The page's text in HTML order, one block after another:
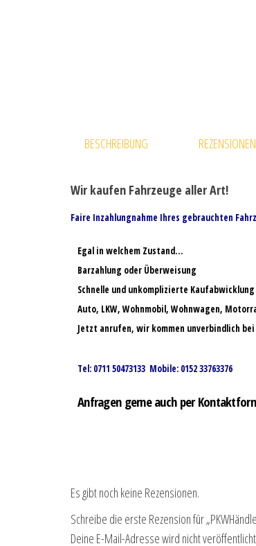
BESCHREIBUNG
Wir kaufen Fahrzeuge aller Art!
Faire Inzahlungnahme Ihres gebrauchten
Egal in welchem Zustand…
Barzahlung oder Überweisung
Schnelle und unkomplizierte
Auto, LKW, Wohnmobil, Wohnwagen,
Jetzt anrufen, wir kommen unverbindlich
Tel: 0711 50473133 Mobile: 0152 33763376
Anfragen gerne auch per
Es gibt noch keine Rezensionen.
Schreibe die erste Rezension für
Deine E-Mail-Adresse wird nicht